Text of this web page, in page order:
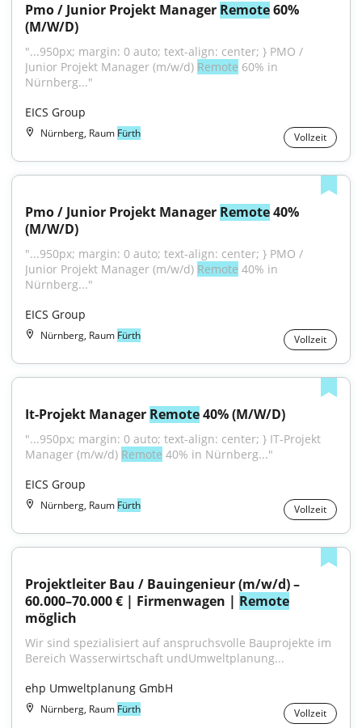
Pmo / Junior Projekt Manager Remote 60%
(M/W/D)
"...950px; margin: 0 auto; text-align: center; } PMO /
Junior Projekt Manager (m/w/d) Remote 60% in
Nürnberg..."
EICS Group
Nürnberg, Raum Fürth Vollzeit
Pmo / Junior Projekt Manager Remote 40%
(M/W/D)
"...950px; margin: 0 auto; text-align: center; } PMO /
Junior Projekt Manager (m/w/d) Remote 40% in
Nürnberg..."
EICS Group
Nürnberg, Raum Fürth Vollzeit
It-Projekt Manager Remote 40% (M/W/D)
"...950px; margin: 0 auto; text-align: center; } IT-Projekt
Manager (m/w/d) Remote 40% in Nürnberg..."
EICS Group
Nürnberg, Raum Fürth Vollzeit
Projektleiter Bau / Bauingenieur (m/w/d) –
60.000–70.000 € | Firmenwagen | Remote
möglich
Wir sind spezialisiert auf anspruchsvolle Bauprojekte im
Bereich Wasserwirtschaft undUmweltplanung...
ehp Umweltplanung GmbH
Nürnberg, Raum Fürth Vollzeit